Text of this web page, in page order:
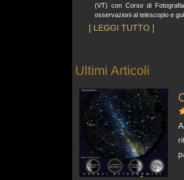
(VT) con Corso di Fotografia
osservazioni al telescopio e
[ LEGGI TUTTO ]
Ultimi Articoli